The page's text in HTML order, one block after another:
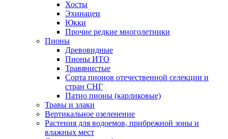
Хосты
Эхинацеи
Юкки
Прочие редкие многолетники
Пионы
Древовидные
Пионы ИТО
Травянистые
Сорта пионов отечественной селекции и
стран СНГ
Патио пионы (карликовые)
Травы и злаки
Вертикальное озеленение
Растения для водоемов, прибрежной зоны и
влажных мест